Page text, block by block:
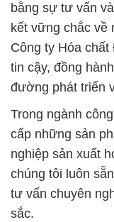
bằng sự tư vấn
kết vững chắc về
Công ty Hóa
tin cậy, đồng
đường phát triển
Trong ngành
cấp những sản
nghiệp sản xuất
chúng tôi luôn
tư vấn chuyên
sắc.